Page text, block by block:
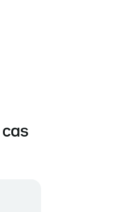
cas